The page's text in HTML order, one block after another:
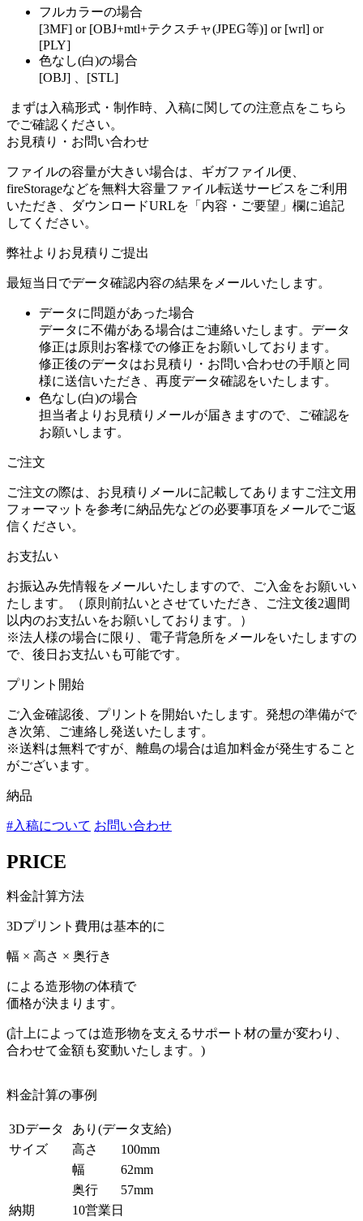
フルカラーの場合
[3MF] or [OBJ+mtl+テクスチャ(JPEG等)] or [wrl] or
[PLY]
色なし(白)の場合
[OBJ] 、[STL]
まずは入稿形式・制作時、入稿に関しての注意点をこちら
でご確認ください。
お見積り・お問い合わせ
ファイルの容量が大きい場合は、ギガファイル便、
fireStorageなどを無料大容量ファイル転送サービスをご利用
いただき、ダウンロードURLを「内容・ご要望」欄に追記
してください。
弊社よりお見積りご提出
最短当日でデータ確認内容の結果をメールいたします。
データに問題があった場合
データに不備がある場合はご連絡いたします。データ
修正は原則お客様での修正をお願いしております。
修正後のデータはお見積り・お問い合わせの手順と同
様に送信いただき、再度データ確認をいたします。
色なし(白)の場合
担当者よりお見積りメールが届きますので、ご確認を
お願いします。
ご注文
ご注文の際は、お見積りメールに記載してありますご注文用
フォーマットを参考に納品先などの必要事項をメールでご返
信ください。
お支払い
お振込み先情報をメールいたしますので、ご入金をお願いい
たします。（原則前払いとさせていただき、ご注文後2週間
以内のお支払いをお願いしております。）
※法人様の場合に限り、電子背急所をメールをいたしますの
で、後日お支払いも可能です。
プリント開始
ご入金確認後、プリントを開始いたします。発想の準備がで
き次第、ご連絡し発送いたします。
※送料は無料ですが、離島の場合は追加料金が発生すること
がございます。
納品
#入稿について お問い合わせ
PRICE
料金計算方法
3Dプリント費用は基本的に
幅 × 高さ × 奥行き
による造形物の体積で
価格が決まります。
(計上によっては造形物を支えるサポート材の量が変わり、
合わせて金額も変動いたします。)
料金計算の事例
3Dデータ
あり(データ支給)
サイズ
高さ
100mm
幅
62mm
奥行
57mm
納期
10営業日